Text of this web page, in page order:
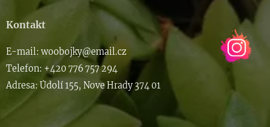
Kontakt
E-mail: woobojky@email.cz
Telefon: +420 776 757 294
Adresa: Údolí 155, Nove Hrady 374 01